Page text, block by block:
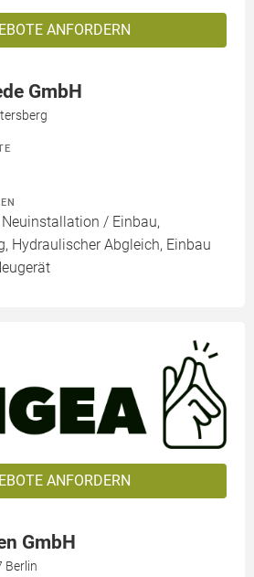
ANFORDERN
GmbH
/ Einbau,
Hydraulischer Abgleich, Einbau
ANFORDERN
GmbH
Berlin